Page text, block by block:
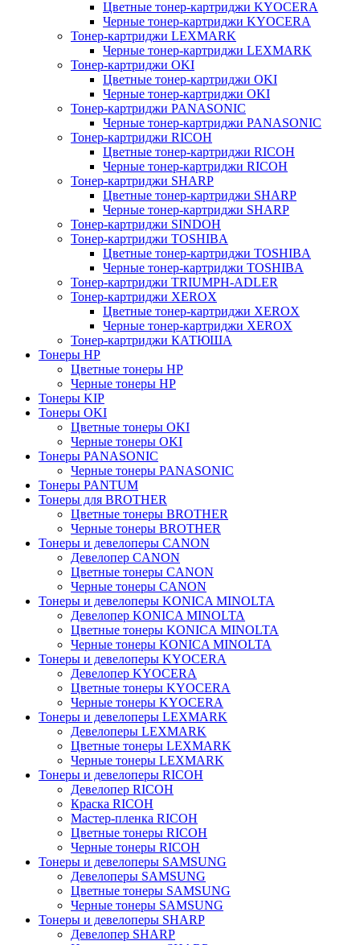
Цветные тонер-картриджи KYOCERA
Черные тонер-картриджи KYOCERA
Тонер-картриджи LEXMARK
Черные тонер-картриджи LEXMARK
Тонер-картриджи OKI
Цветные тонер-картриджи OKI
Черные тонер-картриджи OKI
Тонер-картриджи PANASONIC
Черные тонер-картриджи PANASONIC
Тонер-картриджи RICOH
Цветные тонер-картриджи RICOH
Черные тонер-картриджи RICOH
Тонер-картриджи SHARP
Цветные тонер-картриджи SHARP
Черные тонер-картриджи SHARP
Тонер-картриджи SINDOH
Тонер-картриджи TOSHIBA
Цветные тонер-картриджи TOSHIBA
Черные тонер-картриджи TOSHIBA
Тонер-картриджи TRIUMPH-ADLER
Тонер-картриджи XEROX
Цветные тонер-картриджи XEROX
Черные тонер-картриджи XEROX
Тонер-картриджи КАТЮША
Тонеры HP
Цветные тонеры HP
Черные тонеры HP
Тонеры KIP
Тонеры OKI
Цветные тонеры OKI
Черные тонеры OKI
Тонеры PANASONIC
Черные тонеры PANASONIC
Тонеры PANTUM
Тонеры для BROTHER
Цветные тонеры BROTHER
Черные тонеры BROTHER
Тонеры и девелоперы CANON
Девелопер CANON
Цветные тонеры CANON
Черные тонеры CANON
Тонеры и девелоперы KONICA MINOLTA
Девелопер KONICA MINOLTA
Цветные тонеры KONICA MINOLTA
Черные тонеры KONICA MINOLTA
Тонеры и девелоперы KYOCERA
Девелопер KYOCERA
Цветные тонеры KYOCERA
Черные тонеры KYOCERA
Тонеры и девелоперы LEXMARK
Девелоперы LEXMARK
Цветные тонеры LEXMARK
Черные тонеры LEXMARK
Тонеры и девелоперы RICOH
Девелопер RICOH
Краска RICOH
Мастер-пленка RICOH
Цветные тонеры RICOH
Черные тонеры RICOH
Тонеры и девелоперы SAMSUNG
Девелоперы SAMSUNG
Цветные тонеры SAMSUNG
Черные тонеры SAMSUNG
Тонеры и девелоперы SHARP
Девелопер SHARP